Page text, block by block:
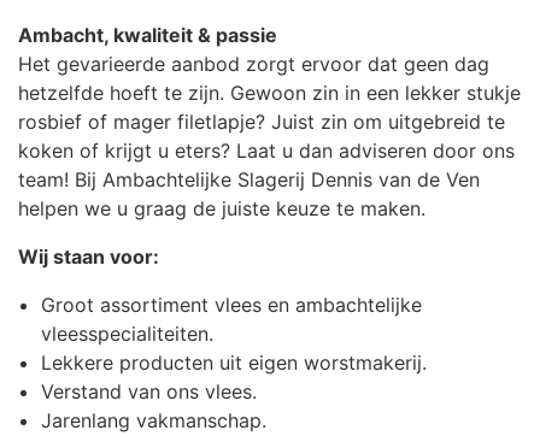
Ambacht, kwaliteit & passie
Het gevarieerde aanbod zorgt ervoor dat geen dag
hetzelfde hoeft te zijn. Gewoon zin in een lekker stukje
rosbief of mager filetlapje? Juist zin om uitgebreid te
koken of krijgt u eters? Laat u dan adviseren door ons
team! Bij Ambachtelijke Slagerij Dennis van de Ven
helpen we u graag de juiste keuze te maken.
Wij staan voor:
Groot assortiment vlees en ambachtelijke
vleesspecialiteiten.
Lekkere producten uit eigen worstmakerij.
Verstand van ons vlees.
Jarenlang vakmanschap.